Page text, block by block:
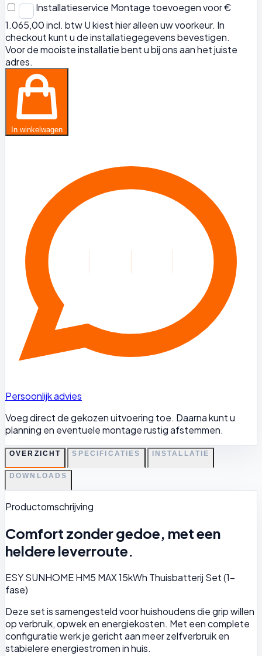
Installatieservice Montage toevoegen voor €
1.065,00 incl. btwU kiest hier alleen uw voorkeur. In
checkout kunt u de installatiegegevens bevestigen.
Voor de mooiste installatie bent u bij ons aan het juiste
adres.
In winkelwagen
Persoonlijk advies
Voeg direct de gekozen uitvoering toe. Daarna kunt u
planning en eventuele montage rustig afstemmen.
OVERZICHT SPECIFICATIES INSTALLATIE
DOWNLOADS
Productomschrijving
Comfort zonder gedoe, met een
heldere leverroute.
ESY SUNHOME HM5 MAX 15kWh Thuisbatterij Set (1-
fase)
Deze set is samengesteld voor huishoudens die grip willen
op verbruik, opwek en energiekosten. Met een complete
configuratie werk je gericht aan meer zelfverbruik en
stabielere energiestromen in huis.